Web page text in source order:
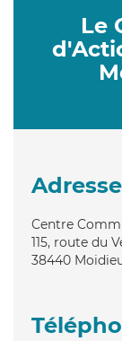
Le
Adresse
Centre
115, route du
38440